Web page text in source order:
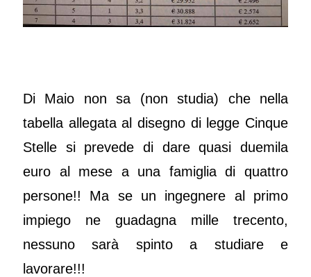
Di Maio non sa (non studia) che nella
tabella allegata al disegno di legge Cinque
Stelle si prevede di dare quasi duemila
euro al mese a una famiglia di quattro
persone!! Ma se un ingegnere al primo
impiego ne guadagna mille trecento,
nessuno sarà spinto a studiare e
lavorare!!!